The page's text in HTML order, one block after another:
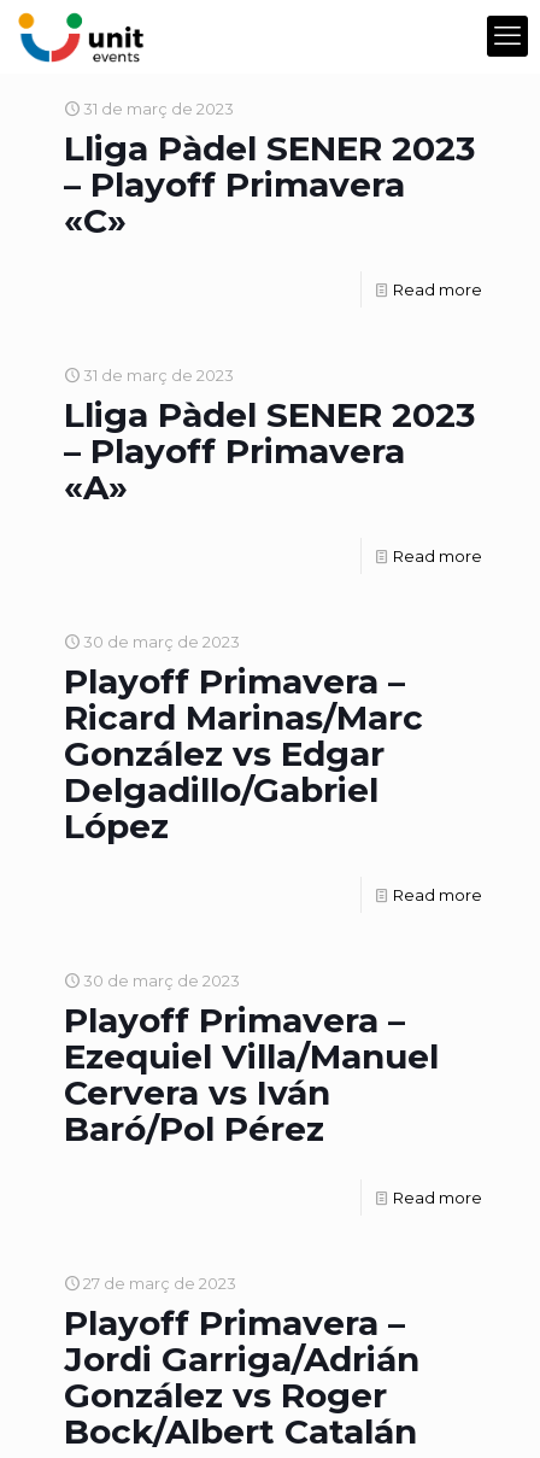
31 de març de 2023
Lliga Pàdel SENER 2023
– Playoff Primavera
«C»
Read more
31 de març de 2023
Lliga Pàdel SENER 2023
– Playoff Primavera
«A»
Read more
30 de març de 2023
Playoff Primavera –
Ricard Marinas/Marc
González vs Edgar
Delgadillo/Gabriel
López
Read more
30 de març de 2023
Playoff Primavera –
Ezequiel Villa/Manuel
Cervera vs Iván
Baró/Pol Pérez
Read more
27 de març de 2023
Playoff Primavera –
Jordi Garriga/Adrián
González vs Roger
Bock/Albert Catalán